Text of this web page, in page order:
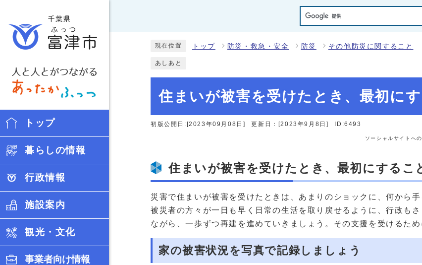
トップ
暮らしの情報
行政情報
施設案内
観光・文化
事業者向け情報
現在位置 トップ 防災・救急・安全 防災 その他防災に関すること
あしあと
住まいが被害を受けたとき、最初に
初版公開日:[2023年09月08日] 更新日：[2023年9月8日] ID:6493
ソーシャルサイトへ
住まいが被害を受けたとき、最初にするこ
災害で住まいが被害を受けたときは、あまりのショックに、何から
被災者の方々が一日も早く日常の生活を取り戻せるように、行政も
ながら、一歩ずつ再建を進めていきましょう。その支援を受けるた
家の被害状況を写真で記録しましょう